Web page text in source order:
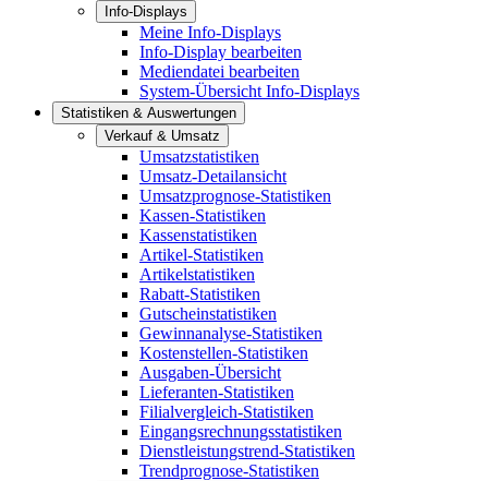
Info-Displays
Meine Info-Displays
Info-Display bearbeiten
Mediendatei bearbeiten
System-Übersicht Info-Displays
Statistiken & Auswertungen
Verkauf & Umsatz
Umsatzstatistiken
Umsatz-Detailansicht
Umsatzprognose-Statistiken
Kassen-Statistiken
Kassenstatistiken
Artikel-Statistiken
Artikelstatistiken
Rabatt-Statistiken
Gutscheinstatistiken
Gewinnanalyse-Statistiken
Kostenstellen-Statistiken
Ausgaben-Übersicht
Lieferanten-Statistiken
Filialvergleich-Statistiken
Eingangsrechnungsstatistiken
Dienstleistungstrend-Statistiken
Trendprognose-Statistiken